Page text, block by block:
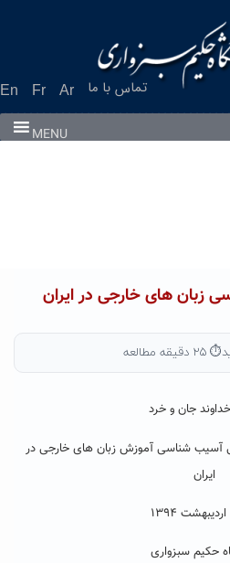
En Fr Ar تماس با ما
MENU
زبان های خارجی در ایران
⏱ ۲۵ دقیقه مطالعه
جان و خرد
آسیب شناسی آموزش زبان های خارجی در
ایران
حکیم سبزواری